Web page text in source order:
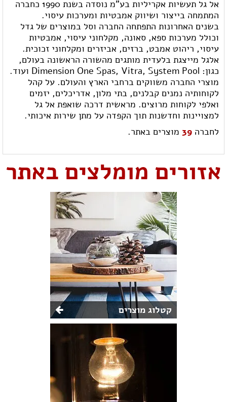
אל גל תעשיות אקריליות בע"מ נוסדה בשנת 1990 כחברה
המתמחה בייצור ושיווק אמבטיות ומערכות עיסוי.
בשנים האחרונות התפתחה החברה וסל במוצרים של גדל
וכולל מערכות ספא, סאונה, מקלחוני עיסוי, אמבטיות
עיסוי, ריהוט אמבט, ברזים, אביזרים ומקלחוני זכוכית.
אלגל מייצגת בלעדית מותגים מהשורה הראשונה בעולם,
כגון: Dimension One Spas, Vitra, System Pool ועוד.
מוצרי החברה משווקים ברחבי הארץ והעולם. על קהל
לקוחותיה נמנים קבלנים, בתי מלון, אדריכלים, יזמים
ואלפי לקוחות מרוצים. מראשית דרכה שואפת אל גל
למצויינות וחדשנות תוך הקפדה על מתן שירות איכותי.
לחברה 39 מוצרים באתר.
אזורים מומלצים באתר
קטלוג מוצרים